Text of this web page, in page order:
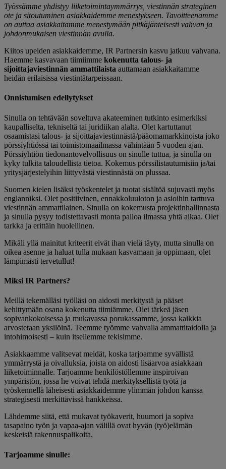
Työssämme yhdistyy liiketoimintaymmärrys, viestinnän strateginen
ote ja sitoutuminen asiakkaidemme menestykseen. Tavoitteenamme
on auttaa asiakkaitamme menestymään pitkäjänteisesti vahvan ja
johdonmukaisen viestinnän avulla.
Kiitos upeiden asiakkaidemme, IR Partnersin kasvu jatkuu vahvana.
Haemme kasvavaan tiimiimme kokenutta talous- ja
sijoittajaviestinnän ammattilaista auttamaan asiakkaitamme
heidän erilaisissa viestintätarpeissaan.
Onnistumisen edellytykset
Sinulla on tehtävään soveltuva akateeminen tutkinto esimerkiksi
kaupalliselta, tekniseltä tai juridiikan alalta. Olet kartuttanut
osaamistasi talous- ja sijoittajaviestinnästä/pääomamarkkinoista joko
pörssiyhtiössä tai toimistomaailmassa vähintään 5 vuoden ajan.
Pörssiyhtiön tiedonantovelvollisuus on sinulle tuttua, ja sinulla on
kyky tulkita taloudellista tietoa. Kokemus pörssilistautumisiin ja/tai
yritysjärjestelyihin liittyvästä viestinnästä on plussaa.
Suomen kielen lisäksi työskentelet ja tuotat sisältöä sujuvasti myös
englanniksi. Olet positiivinen, ennakkoluuloton ja asioihin tarttuva
viestinnän ammattilainen. Sinulla on kokemusta projektinhallinnasta
ja sinulla pysyy todistettavasti monta palloa ilmassa yhtä aikaa. Olet
tarkka ja erittäin huolellinen.
Mikäli yllä mainitut kriteerit eivät ihan vielä täyty, mutta sinulla on
oikea asenne ja haluat tulla mukaan kasvamaan ja oppimaan, olet
lämpimästi tervetullut!
Miksi IR Partners?
Meillä tekemälläsi työlläsi on aidosti merkitystä ja pääset
kehittymään osana kokenutta tiimiämme. Olet tärkeä jäsen
sopivankokoisessa ja mukavassa porukassamme, jossa kaikkia
arvostetaan yksilöinä. Teemme työmme vahvalla ammattitaidolla ja
intohimoisesti – kuin itsellemme tekisimme.
Asiakkaamme valitsevat meidät, koska tarjoamme syvällistä
ymmärrystä ja oivalluksia, joista on aidosti lisäarvoa asiakkaan
liiketoiminnalle. Tarjoamme henkilöstöllemme inspiroivan
ympäristön, jossa he voivat tehdä merkityksellistä työtä ja
työskennellä läheisesti asiakkaidemme ylimmän johdon kanssa
strategisesti merkittävissä hankkeissa.
Lähdemme siitä, että mukavat työkaverit, huumori ja sopiva
tasapaino työn ja vapaa-ajan välillä ovat hyvän (työ)elämän
keskeisiä rakennuspalikoita.
Tarjoamme sinulle: